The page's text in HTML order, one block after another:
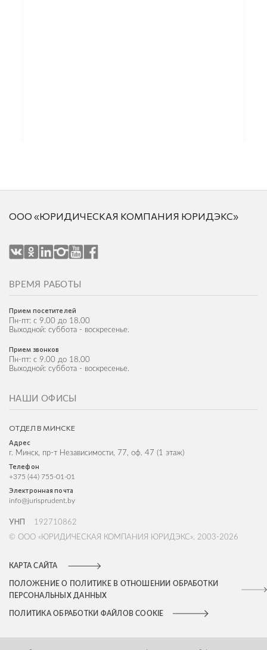
ООО «ЮРИДИЧЕСКАЯ КОМПАНИЯ ЮРИДЭКС»
НАШИ ОФИСЫ
ОТДЕЛ В МИНСКЕ
Адрес
г. Минск, пр-т Независимости, 77, оф. 47 (1 этаж)
Телефон
+375 (44) 755-01-01
Электронная почта
info@jurisprudent.by
УНП
192710862
© ООО «ЮРИДИЧЕСКАЯ КОМПАНИЯ ЮРИДЭКС», 2003-2026
КАРТА САЙТА
ПОЛОЖЕНИЕ О ПОЛИТИКЕ В ОТНОШЕНИИ ОБРАБОТКИ
ПЕРСОНАЛЬНЫХ ДАННЫХ
ПОЛИТИКА ОБРАБОТКИ ФАЙЛОВ COOKIE
ВРЕМЯ РАБОТЫ
Прием посетителей
Пн-пт: с 9.00 до 18.00
Выходной: суббота - воскресенье.
Прием звонков
Пн-пт: с 9.00 до 18.00
Выходной: суббота - воскресенье.